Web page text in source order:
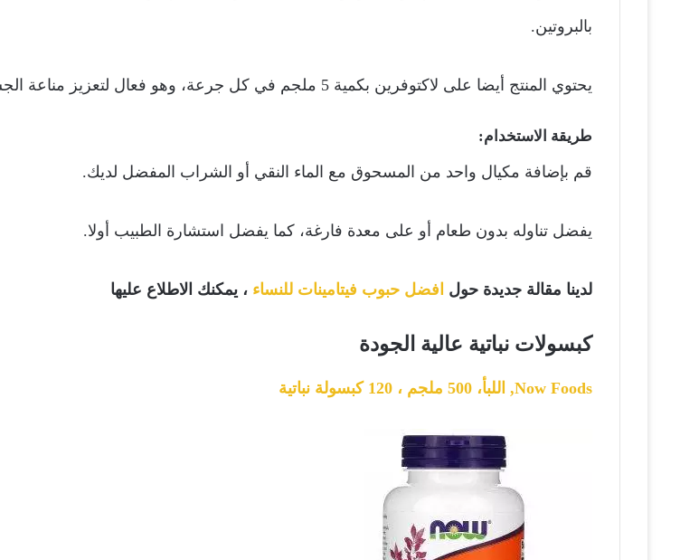
بالبروتين.
يحتوي المنتج أيضا على لاكتوفرين بكمية 5 ملجم في كل جرعة، وهو فعال لتعزيز مناعة الجسم.
طريقة الاستخدام:
قم بإضافة مكيال واحد من المسحوق مع الماء النقي أو الشراب المفضل لديك.
يفضل تناوله بدون طعام أو على معدة فارغة، كما يفضل استشارة الطبيب أولا.
لدينا مقالة جديدة حول افضل حبوب فيتامينات للنساء ، يمكنك الاطلاع عليها
كبسولات نباتية عالية الجودة
Now Foods‏, اللبأ، 500 ملجم ، 120 كبسولة نباتية